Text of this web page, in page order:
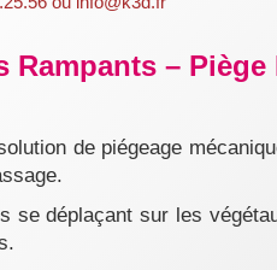
Rampants –
de piégeage
se déplaçant sur les